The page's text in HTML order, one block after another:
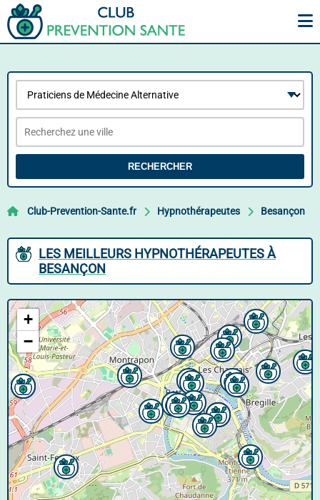
RECHERCHER
Club-Prevention-Sante.fr Hypnothérapeutes Besançon
LES MEILLEURS HYPNOTHÉRAPEUTES À
BESANÇON
+
−